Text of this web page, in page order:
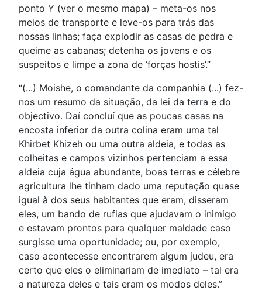
ponto Y (ver o mesmo mapa) – meta-os nos
meios de transporte e leve-os para trás das
nossas linhas; faça explodir as casas de pedra e
queime as cabanas; detenha os jovens e os
suspeitos e limpe a zona de ‘forças hostis’.”
“(...) Moishe, o comandante da companhia (...) fez-
nos um resumo da situação, da lei da terra e do
objectivo. Daí concluí que as poucas casas na
encosta inferior da outra colina eram uma tal
Khirbet Khizeh ou uma outra aldeia, e todas as
colheitas e campos vizinhos pertenciam a essa
aldeia cuja água abundante, boas terras e célebre
agricultura lhe tinham dado uma reputação quase
igual à dos seus habitantes que eram, disseram
eles, um bando de rufias que ajudavam o inimigo
e estavam prontos para qualquer maldade caso
surgisse uma oportunidade; ou, por exemplo,
caso acontecesse encontrarem algum judeu, era
certo que eles o eliminariam de imediato – tal era
a natureza deles e tais eram os modos deles.”